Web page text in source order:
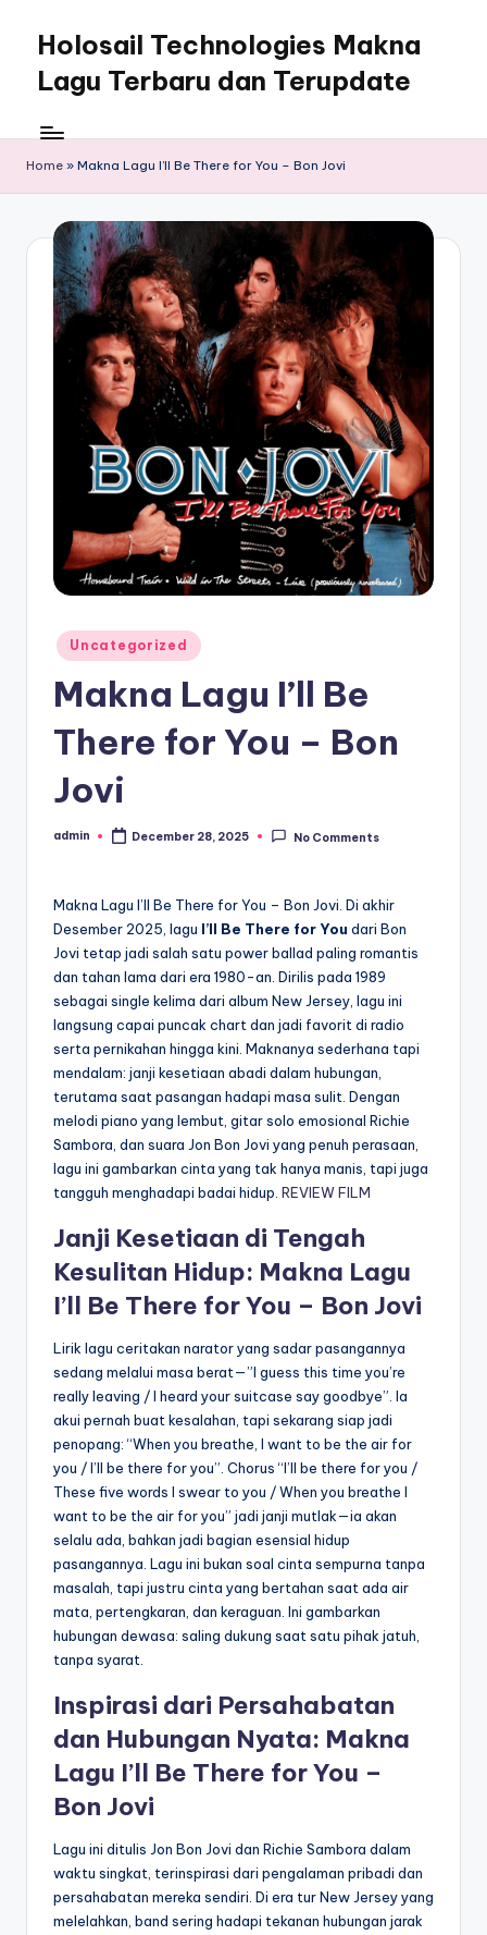
content
Holosail Technologies Makna
Lagu Terbaru dan Terupdate
Home » Makna Lagu I’ll Be There for You – Bon Jovi
Posted
in
Uncategorized
Makna Lagu I’ll Be
There for You – Bon
Jovi
Posted
admin December 28, 2025 No Comments
Makna Lagu I’ll Be There for You – Bon Jovi. Di akhir
Desember 2025, lagu I’ll Be There for You dari Bon
Jovi tetap jadi salah satu power ballad paling romantis
dan tahan lama dari era 1980-an. Dirilis pada 1989
sebagai single kelima dari album New Jersey, lagu ini
langsung capai puncak chart dan jadi favorit di radio
serta pernikahan hingga kini. Maknanya sederhana tapi
mendalam: janji kesetiaan abadi dalam hubungan,
terutama saat pasangan hadapi masa sulit. Dengan
melodi piano yang lembut, gitar solo emosional Richie
Sambora, dan suara Jon Bon Jovi yang penuh perasaan,
lagu ini gambarkan cinta yang tak hanya manis, tapi juga
tangguh menghadapi badai hidup. REVIEW FILM
Janji Kesetiaan di Tengah
Kesulitan Hidup: Makna Lagu
I’ll Be There for You – Bon Jovi
Lirik lagu ceritakan narator yang sadar pasangannya
sedang melalui masa berat—”I guess this time you’re
really leaving / I heard your suitcase say goodbye”. Ia
akui pernah buat kesalahan, tapi sekarang siap jadi
penopang: “When you breathe, I want to be the air for
you / I’ll be there for you”. Chorus “I’ll be there for you /
These five words I swear to you / When you breathe I
want to be the air for you” jadi janji mutlak—ia akan
selalu ada, bahkan jadi bagian esensial hidup
pasangannya. Lagu ini bukan soal cinta sempurna tanpa
masalah, tapi justru cinta yang bertahan saat ada air
mata, pertengkaran, dan keraguan. Ini gambarkan
hubungan dewasa: saling dukung saat satu pihak jatuh,
tanpa syarat.
Inspirasi dari Persahabatan
dan Hubungan Nyata: Makna
Lagu I’ll Be There for You –
Bon Jovi
Lagu ini ditulis Jon Bon Jovi dan Richie Sambora dalam
waktu singkat, terinspirasi dari pengalaman pribadi dan
persahabatan mereka sendiri. Di era tur New Jersey yang
melelahkan, band sering hadapi tekanan hubungan jarak